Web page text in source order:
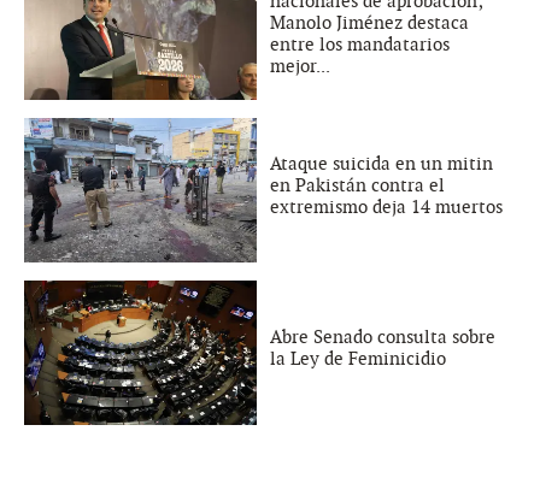
Manolo Jiménez destaca
entre los mandatarios
mejor...
Ataque suicida en un mitin
en Pakistán contra el
extremismo deja 14 muertos
Abre Senado consulta sobre
la Ley de Feminicidio